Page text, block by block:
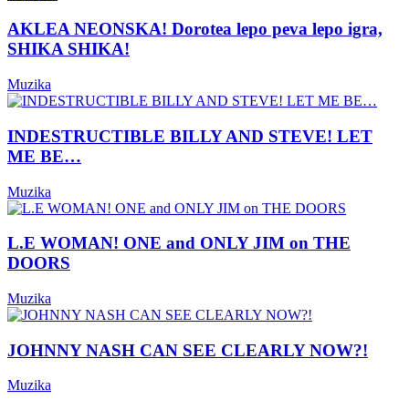
AKLEA NEONSKA! Dorotea lepo peva lepo igra,
SHIKA SHIKA!
Muzika
INDESTRUCTIBLE BILLY AND STEVE! LET
ME BE…
Muzika
L.E WOMAN! ONE and ONLY JIM on THE
DOORS
Muzika
JOHNNY NASH CAN SEE CLEARLY NOW?!
Muzika